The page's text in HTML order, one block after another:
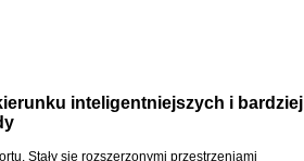
inteligentniejszych i bardziej
Stały się rozszerzonymi przestrzeniami